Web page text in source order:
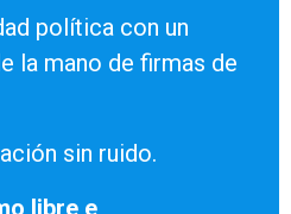
política con un
la mano de firmas de
sin ruido.